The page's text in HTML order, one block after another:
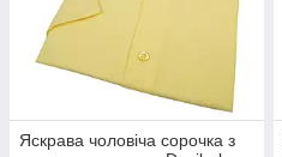
Яскрава чоловіча сорочка з